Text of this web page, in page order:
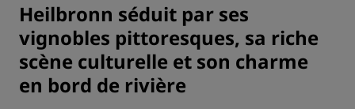
Heilbronn séduit par ses
vignobles pittoresques, sa riche
scène culturelle et son charme
en bord de rivière